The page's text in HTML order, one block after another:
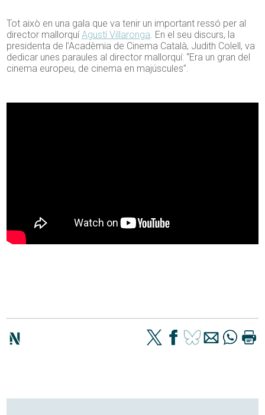
Tot això en una gala que va tenir un important ressó per al
director mallorquíAgustí Villaronga. En el seu discurs, la
presidenta de l’Acadèmia de Cinema Català, Judith Colell, va
dedicar unes paraules al director mallorquí: “Era un gran del
cinema europeu, de cinema en majúscules”.